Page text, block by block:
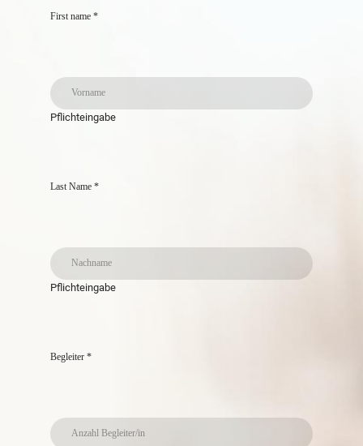
Mühlstrasse 12
Öffnungszeiten:
Mi + Fr 14:00 bis 20:00 Uhr, Sa 9:00 bis 15:00 Uhr
TRAUMHOCHZEIT LUDWIGSBURG
27 September 2025
First name *
Pflichteingabe
Last Name *
Pflichteingabe
Begleiter *